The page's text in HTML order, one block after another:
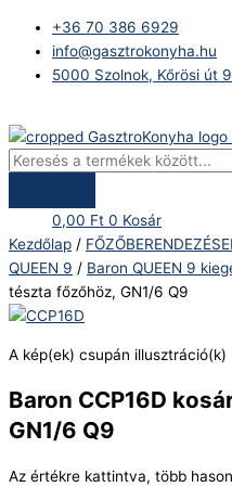
content
+36 70 386 6929
info@gasztrokonyha.hu
5000 Szolnok, Kőrösi út
search
0,00 Ft 0 Kosár
Kezdőlap /
QUEEN 9 / Baron QUEEN 9
tészta főzőhöz, GN1/6 Q9
A kép(ek) csupán illusztráció(k)
Baron CCP16D
GN1/6 Q9
Az értékre kattintva, több
CCP16D
kosár
tészta
GN1/6
Q9
mennyiség